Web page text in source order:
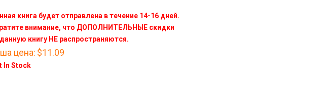
книга будет отправлена в течение 14-16 дней.
внимание, что ДОПОЛНИТЕЛЬНЫЕ скидки
книгу НЕ распространяются.
цена: $11.09
In Stock